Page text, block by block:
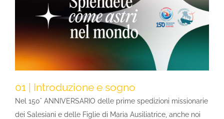
01 | Introduzione e sogno
Nel 150° ANNIVERSARIO delle prime spedizioni missionarie
dei Salesiani e delle Figlie di Maria Ausiliatrice, anche noi